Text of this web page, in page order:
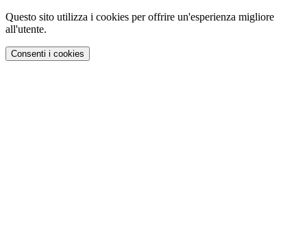
Questo sito utilizza i cookies per offrire un'esperienza migliore
all'utente.
Consenti i cookies